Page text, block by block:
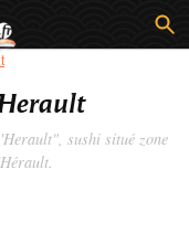
sushi situé zone